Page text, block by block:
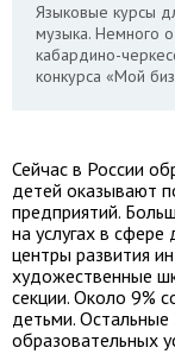
Языковые курсы
музыка. Немного
кабардино-
конкурса «Мой
Сейчас в России
детей оказывают
предприятий.
на услугах в
центры развития
художественные
секции. Около 9%
детьми.
образовательных